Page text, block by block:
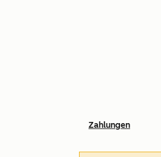
Zahlungen